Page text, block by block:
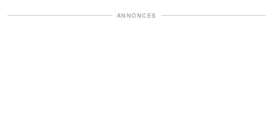
ANNONCES